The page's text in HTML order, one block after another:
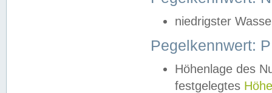
niedrigster
Pegelkennwert:
Höhenlage des
festgelegtes